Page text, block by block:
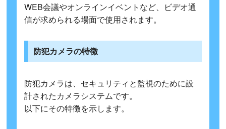
WEB会議やオンラインイベントなど、ビデオ通
信が求められる場面で使用されます。
防犯カメラの特徴
防犯カメラは、セキュリティと監視のために設
計されたカメラシステムです。
以下にその特徴を示します。